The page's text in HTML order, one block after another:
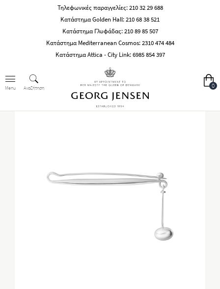
Τηλεφωνικές παραγγελίες:210 32 29 688
Κατάστημα Golden Hall:210 68 38 521
Κατάστημα Γλυφάδας:210 89 85 507
Κατάστημα Mediterranean Cosmos:2310 474 484
Κατάστημα Attica - City Link:6985 854 397
Menu Αναζήτηση 0